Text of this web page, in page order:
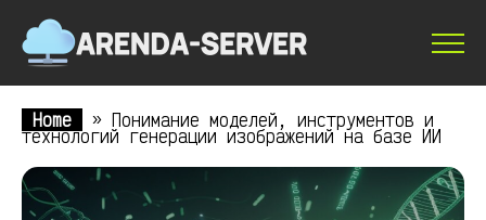
Home » Понимание моделей, инструментов и
технологий генерации изображений на базе ИИ